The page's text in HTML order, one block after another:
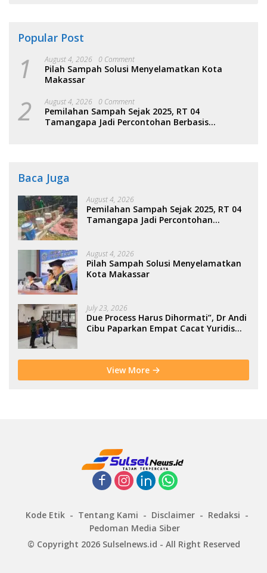
Popular Post
1 August 4, 2026 0 Comment
Pilah Sampah Solusi Menyelamatkan Kota
Makassar
2 August 4, 2026 0 Comment
Pemilahan Sampah Sejak 2025, RT 04
Tamangapa Jadi Percontohan Berbasis
Baca Juga
August 4, 2026
Pemilahan Sampah Sejak 2025, RT 04
Tamangapa Jadi Percontohan
August 4, 2026
Pilah Sampah Solusi Menyelamatkan
Kota Makassar
July 23, 2026
Due Process Harus Dihormati”, Dr Andi
Cibu Paparkan Empat Cacat Yuridis
View More
Kode Etik Tentang Kami Disclaimer
Redaksi
Pedoman Media Siber
© Copyright 2026 Sulselnews.id - All Right Reserved